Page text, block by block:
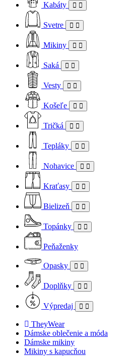
Kabáty
Svetre
Mikiny
Saká
Vesty
Košeľe
Tričká
Tepláky
Nohavice
Kraťasy
Bielizeň
Topánky
Peňaženky
Opasky
Doplňky
Výpredaj
TheyWear
Dámske oblečenie a móda
Dámske mikiny
Mikiny s kapucňou